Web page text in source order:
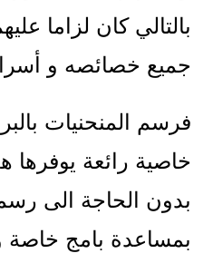
بالتالي كان لزاما
جميع خصائصه و
فرسم المنحنيات
خاصية رائعة يوفرها
بدون الحاجة الى
بمساعدة بامج خاصة